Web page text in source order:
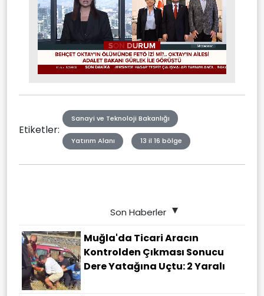
Mute Stream
Etiketler:
Sanayi ve Teknoloji Bakanlığı
Yatırım Alanı 13 il 16 bölge
Son Haberler
Muğla'da Ticari Aracın
Kontrolden Çıkması Sonucu
Dere Yatağına Uçtu: 2 Yaralı